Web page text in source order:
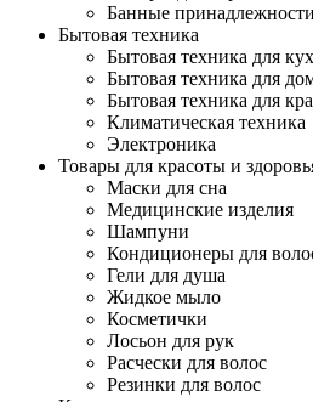
Банные принадлежности
Бытовая техника
Бытовая техника для
Бытовая техника для
Бытовая техника для
Климатическая техника
Электроника
Товары для красоты и
Маски для сна
Медицинские изделия
Шампуни
Кондиционеры для
Гели для душа
Жидкое мыло
Косметички
Лосьон для рук
Расчески для волос
Резинки для волос